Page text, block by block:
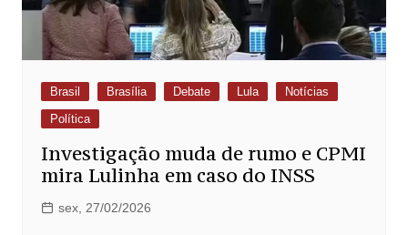
Brasil Brasília Debate Lula
Notícias
Política
Investigação muda de rumo e CPMI
mira Lulinha em caso do INSS
sex, 27/02/2026